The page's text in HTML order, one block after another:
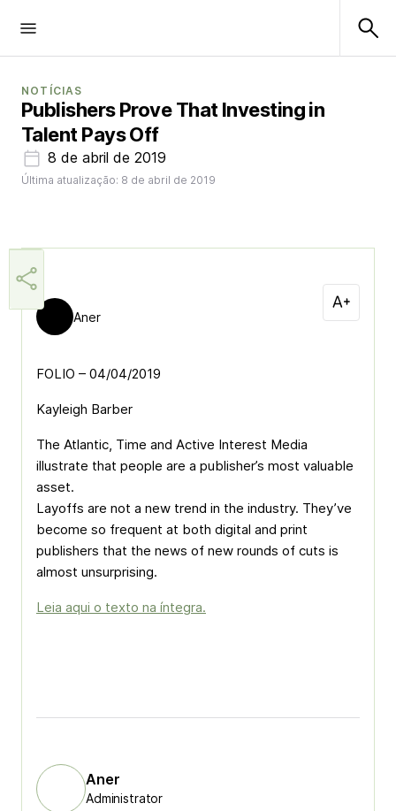
NOTÍCIAS
Publishers Prove That Investing in
Talent Pays Off
8 de abril de 2019
Última atualização: 8 de abril de 2019
Aner
FOLIO – 04/04/2019
Kayleigh Barber
The Atlantic, Time and Active Interest Media
illustrate that people are a publisher’s most valuable
asset.
Layoffs are not a new trend in the industry. They’ve
become so frequent at both digital and print
publishers that the news of new rounds of cuts is
almost unsurprising.
Leia aqui o texto na íntegra.
Aner
Administrator